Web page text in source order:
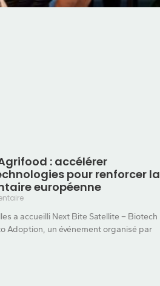
: accélérer
pour renforcer la
européenne
a accueilli Next Bite Satellite – Biotech
Adoption, un événement organisé par